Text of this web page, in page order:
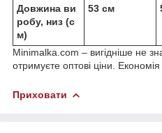
Довжина ви
робу, низ (с
м)
53 см
Minimalka.com – вигідніше не
отримуєте оптові ціни. Економія
Приховати